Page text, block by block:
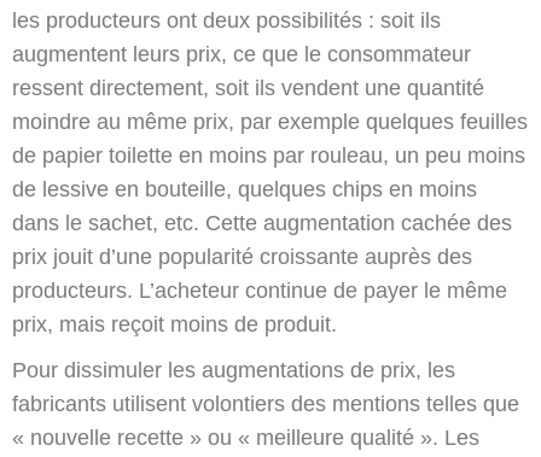
les producteurs ont deux possibilités : soit ils
augmentent leurs prix, ce que le consommateur
ressent directement, soit ils vendent une quantité
moindre au même prix, par exemple quelques feuilles
de papier toilette en moins par rouleau, un peu moins
de lessive en bouteille, quelques chips en moins
dans le sachet, etc. Cette augmentation cachée des
prix jouit d’une popularité croissante auprès des
producteurs. L’acheteur continue de payer le même
prix, mais reçoit moins de produit.
Pour dissimuler les augmentations de prix, les
fabricants utilisent volontiers des mentions telles que
« nouvelle recette » ou « meilleure qualité ». Les